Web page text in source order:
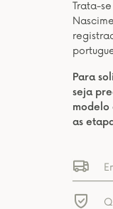
Trata-
Para
seja
modelo
as